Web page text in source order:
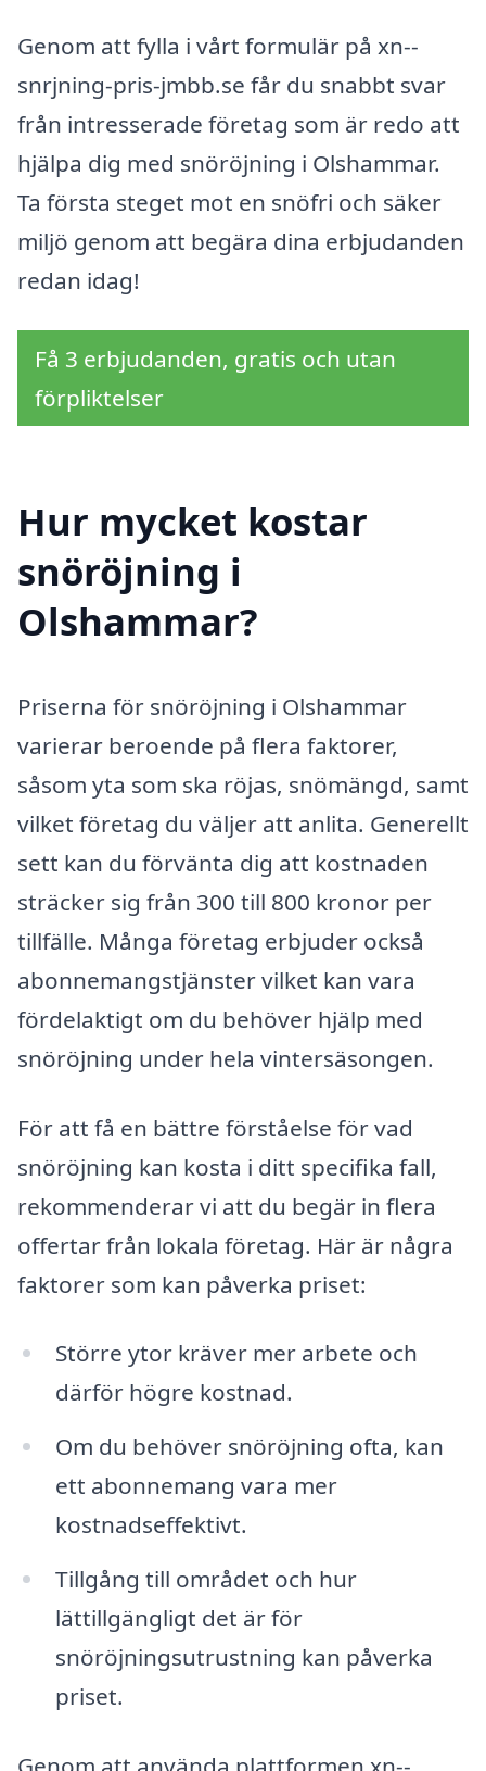
Genom att fylla i vårt formulär på xn--
snrjning-pris-jmbb.se får du snabbt svar
från intresserade företag som är redo att
hjälpa dig med snöröjning i Olshammar.
Ta första steget mot en snöfri och säker
miljö genom att begära dina erbjudanden
redan idag!
Få 3 erbjudanden, gratis och utan
förpliktelser
Hur mycket kostar
snöröjning i
Olshammar?
Priserna för snöröjning i Olshammar
varierar beroende på flera faktorer,
såsom yta som ska röjas, snömängd, samt
vilket företag du väljer att anlita. Generellt
sett kan du förvänta dig att kostnaden
sträcker sig från 300 till 800 kronor per
tillfälle. Många företag erbjuder också
abonnemangstjänster vilket kan vara
fördelaktigt om du behöver hjälp med
snöröjning under hela vintersäsongen.
För att få en bättre förståelse för vad
snöröjning kan kosta i ditt specifika fall,
rekommenderar vi att du begär in flera
offertar från lokala företag. Här är några
faktorer som kan påverka priset:
Större ytor kräver mer arbete och
därför högre kostnad.
Om du behöver snöröjning ofta, kan
ett abonnemang vara mer
kostnadseffektivt.
Tillgång till området och hur
lättillgängligt det är för
snöröjningsutrustning kan påverka
priset.